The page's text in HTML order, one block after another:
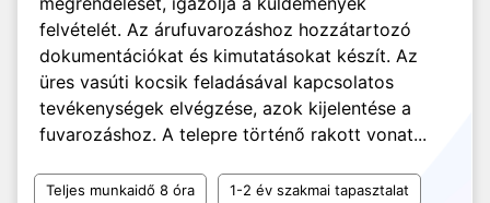
felvételét. Az árufuvarozáshoz hozzátartozó
dokumentációkat és kimutatásokat készít. Az
üres vasúti kocsik feladásával kapcsolatos
tevékenységek elvégzése, azok kijelentése a
fuvarozáshoz. A telepre történő rakott vonat...
Teljes munkaidő 8 óra 1-2 év szakmai tapasztalat